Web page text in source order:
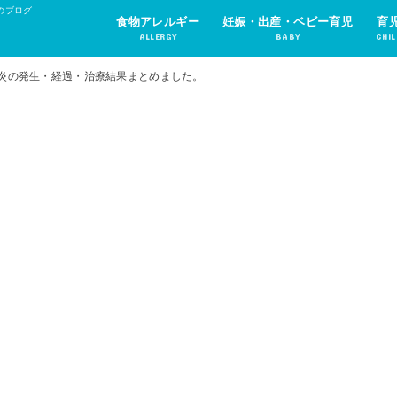
ブログ
食物アレルギー
ALLERGY
妊娠・出産・ベビー育児
BABY
育
発生・経過・治療結果まとめました。